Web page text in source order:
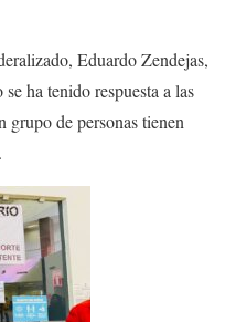
Eduardo Zendejas,
ha tenido respuesta a las
grupo de personas tienen